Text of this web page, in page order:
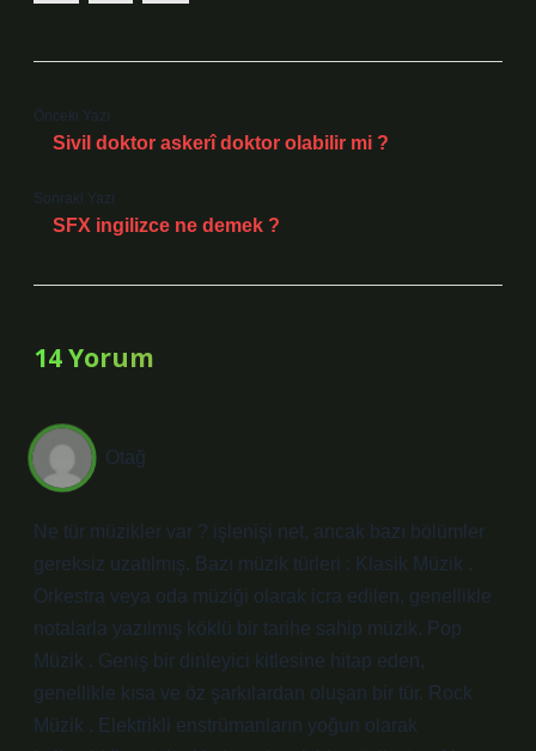
Önceki Yazı
Sivil doktor askerî doktor olabilir mi ?
Sonraki Yazı
SFX ingilizce ne demek ?
14 Yorum
Otağ
Ne tür müzikler var ? işlenişi net, ancak bazı bölümler
gereksiz uzatılmış. Bazı müzik türleri : Klasik Müzik .
Orkestra veya oda müziği olarak icra edilen, genellikle
notalarla yazılmış köklü bir tarihe sahip müzik. Pop
Müzik . Geniş bir dinleyici kitlesine hitap eden,
genellikle kısa ve öz şarkılardan oluşan bir tür. Rock
Müzik . Elektrikli enstrümanların yoğun olarak